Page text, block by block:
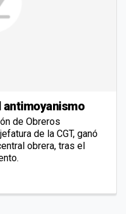
de Obreros
de la CGT, ganó
obrera, tras el